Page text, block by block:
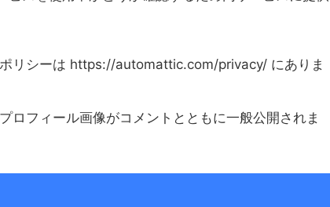
リシーは https://automattic.com/privacy/ にありま
ロフィール画像がコメントとともに一般公開されま